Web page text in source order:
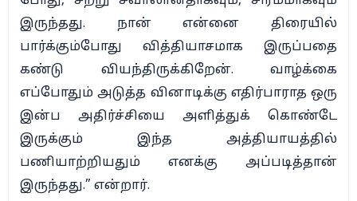
இருந்தது. நான் என்னை திரையில்
பார்க்கும்போது வித்தியாசமாக இருப்பதை
கண்டு வியந்திருக்கிறேன். வாழ்க்கை
எப்போதும் அடுத்த வினாடிக்கு எதிர்பாராத ஒரு
இன்ப அதிர்ச்சியை அளித்துக் கொண்டே
இருக்கும்‌ இந்த அத்தியாயத்தில்
பணியாற்றியதும் எனக்கு அப்படித்தான்
இருந்தது.” என்றார்.